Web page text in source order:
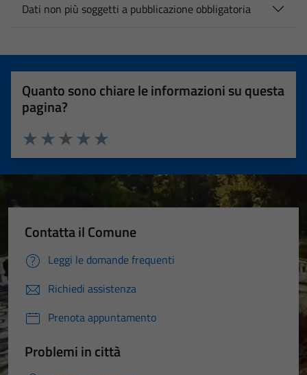
Dati non più soggetti a pubblicazione obbligatoria
Quanto sono chiare le informazioni su questa
pagina?
Valuta 5 stelle su 5
Valuta 4 stelle su 5
Valuta 3 stelle su 5
Valuta 2 stelle su 5
Valuta 1 stelle su 5
Contatta il Comune
Leggi le domande frequenti
Richiedi assistenza
Prenota appuntamento
Problemi in città